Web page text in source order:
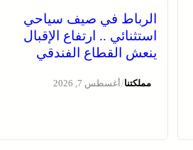
الرباط في صيف سياحي
استثنائي .. ارتفاع الإقبال
ينعش القطاع الفندقي
مملكتنا/أغسطس 7, 2026